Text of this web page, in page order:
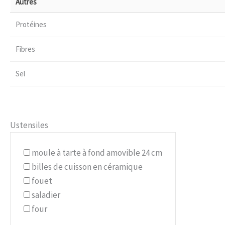
Protéines
Fibres
Sel
Ustensiles
moule à tarte à fond amovible 24 cm
billes de cuisson en céramique
fouet
saladier
four